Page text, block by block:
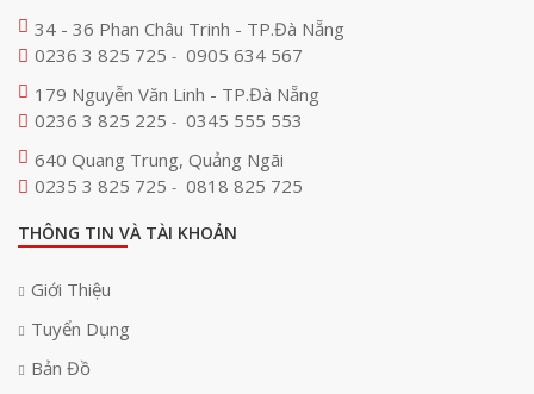
34 - 36 Phan Châu Trinh - TP.Đà Nẵng
0236 3 825 725 - 0905 634 567
179 Nguyễn Văn Linh - TP.Đà Nẵng
0236 3 825 225 - 0345 555 553
640 Quang Trung, Quảng Ngãi
0235 3 825 725 - 0818 825 725
THÔNG TIN VÀ TÀI KHOẢN
Giới Thiệu
Tuyển Dụng
Bản Đồ